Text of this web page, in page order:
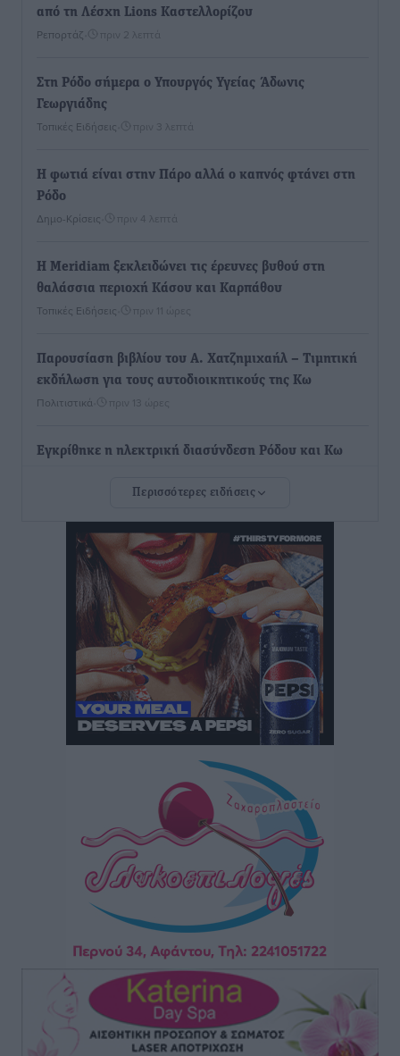
από τη Λέσχη Lions Καστελλορίζου
Ρεπορτάζ πριν 2 λεπτά
Στη Ρόδο σήμερα ο Υπουργός Υγείας Άδωνις
Γεωργιάδης
Τοπικές Ειδήσεις πριν 3 λεπτά
Η φωτιά είναι στην Πάρο αλλά ο καπνός φτάνει στη
Ρόδο
Δημο-Κρίσεις πριν 4 λεπτά
Η Meridiam ξεκλειδώνει τις έρευνες βυθού στη
θαλάσσια περιοχή Κάσου και Καρπάθου
Τοπικές Ειδήσεις πριν 11 ώρες
Παρουσίαση βιβλίου του Α. Χατζημιχαήλ – Τιμητική
εκδήλωση για τους αυτοδιοικητικούς της Κω
Πολιτιστικά πριν 13 ώρες
Εγκρίθηκε η ηλεκτρική διασύνδεση Ρόδου και Κω
Νέο ανακαινισμένο δημοτικό τουριστικό γραφείο
στην Πάτμο
Τοπικές Ειδήσεις πριν 13 ώρες
Οι συναντήσεις που είχε κατά την επίσκεψη του στη
Ρόδο ο Πρέσβης της Βραζιλίας στην Ελλάδα
Τοπικές Ειδήσεις• πριν 14 ώρες
Γερμανική αγορά: Έλλειψη προσιτών ξενοδοχείων
απειλεί τη ζήτηση για πακέτα διακοπών – Στο
επίκεντρο και η Ελλάδα
Νέο ξενοδοχείο στη Ρόδο για την H Hotels –
Χατζηλαζάρου – Προχωρά καινούργιο ξενοδοχείο
πριν 14 ώρες
Αυτοκίνητο μπήκε παράνομα σε μονόδρομο στο
Μαστιχάρι – Αναποδογύρισε όχημα με μητέρα και
5χρονο παιδί
Τοπικές Ειδήσεις• πριν 15 ώρες
Περισσότερες ειδήσεις